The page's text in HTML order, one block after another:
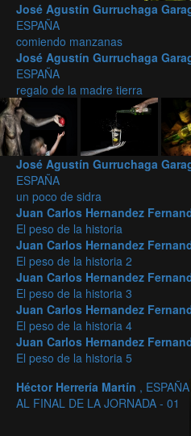
José Agustín Gurruchaga
ESPAÑA
comiendo manzanas
José Agustín Gurruchaga
ESPAÑA
regalo de la madre tierra
José Agustín Gurruchaga
ESPAÑA
un poco de sidra
Juan Carlos Hernandez
El peso de la historia
Juan Carlos Hernandez
El peso de la historia 2
Juan Carlos Hernandez
El peso de la historia 3
Juan Carlos Hernandez
El peso de la historia 4
Juan Carlos Hernandez
El peso de la historia 5
Héctor Herrería Martín , ESPAÑA
AL FINAL DE LA JORNADA - 01